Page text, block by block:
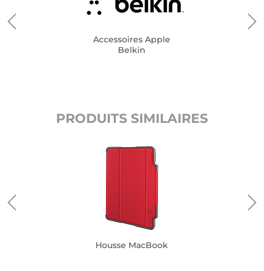
Accessoires Apple
Belkin
PRODUITS SIMILAIRES
Housse MacBook